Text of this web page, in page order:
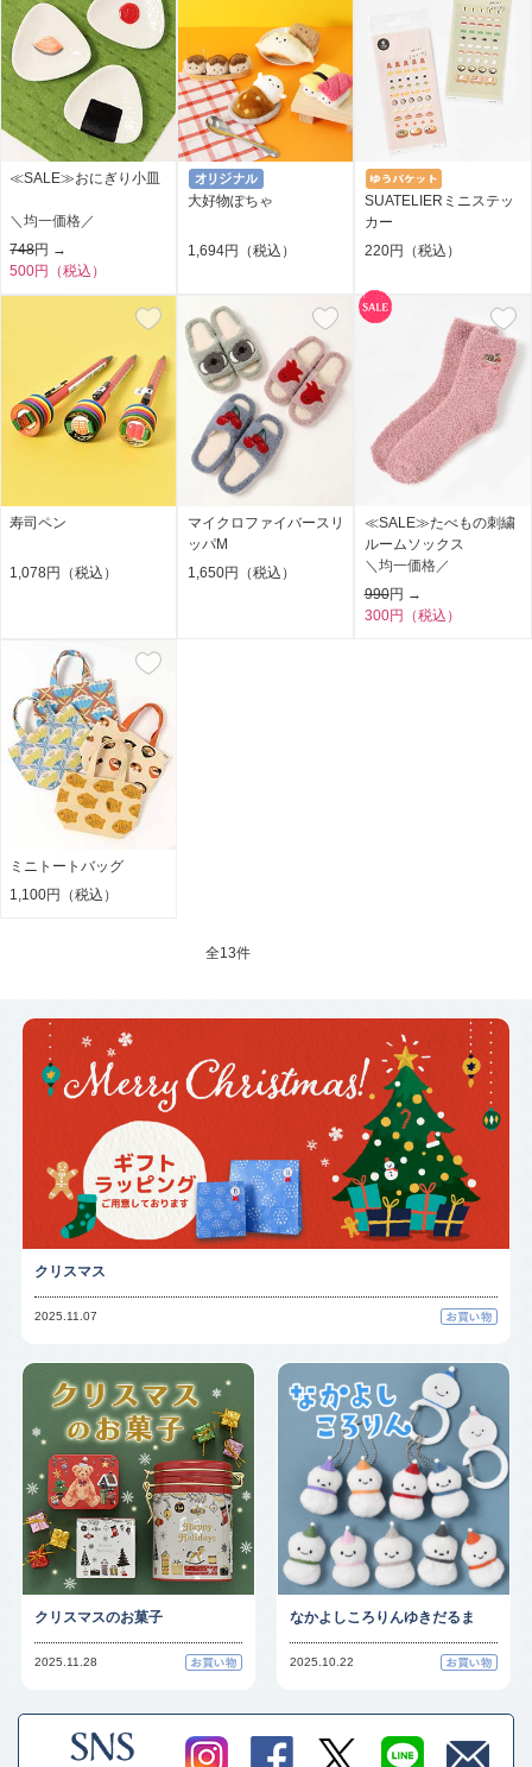
≪SALE≫おにぎり小皿
＼均一価格／
748円 →
500円（税込）
大好物ぽちゃ
1,694円（税込）
SUATELIERミニステッ
カー
220円（税込）
寿司ペン
1,078円（税込）
マイクロファイバースリ
ッパM
1,650円（税込）
≪SALE≫たべもの刺繍
ルームソックス
＼均一価格／
990円 →
300円（税込）
ミニトートバッグ
1,100円（税込）
全13件
クリスマス
2025.11.07
クリスマスのお菓子
2025.11.28
なかよしころりんゆきだるま
2025.10.22